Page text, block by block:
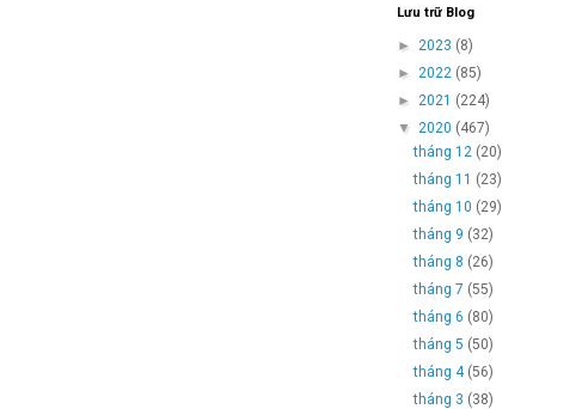
Lưu trữ Blog
► 2023 (8)
► 2022 (85)
► 2021 (224)
▼ 2020 (467)
tháng 12 (20)
tháng 11 (23)
tháng 10 (29)
tháng 9 (32)
tháng 8 (26)
tháng 7 (55)
tháng 6 (80)
tháng 5 (50)
tháng 4 (56)
tháng 3 (38)